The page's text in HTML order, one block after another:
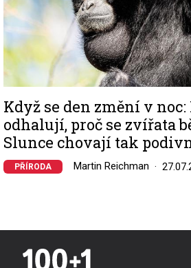
Když se den změní v
odhalují, proč se zvířata
Slunce chovají tak
PŘÍRODA Martin Reichman